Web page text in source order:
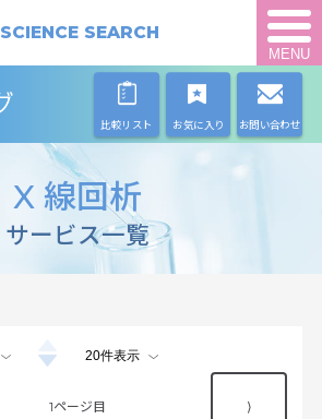
SCIENCE SEARCH
MENU
比較リスト お気に入り お問い合わせ
X 線回析
サービス一覧
1 ⟩